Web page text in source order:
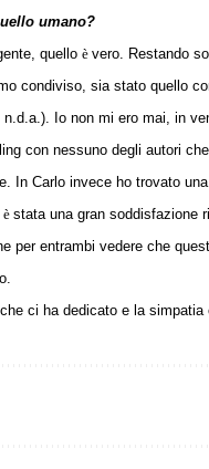
umano?
quello è vero. Restando
condiviso, sia stato quello
, n.d.a.). Io non mi ero mai, in
con nessuno degli autori
In Carlo invece ho trovato
è stata una gran soddisfazione
per entrambi vedere che
ci ha dedicato e la simpatia